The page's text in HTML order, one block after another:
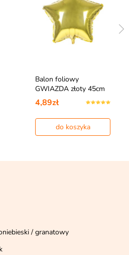
Balon foliowy
GWIAZDA złoty 45cm
4,89zł
do koszyka
/ granatowy